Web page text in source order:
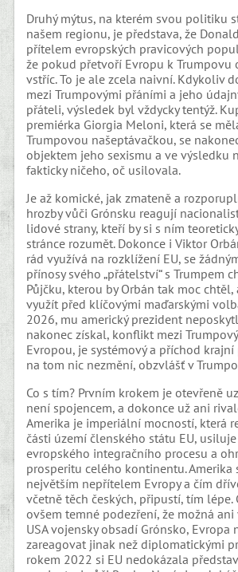
Druhý mýtus, na kterém svou politiku
našem regionu, je představa, že
přítelem evropských pravicových
že pokud přetvoří Evropu k Trumpovu
vstříc. To je ale zcela naivní. Kdykoliv
mezi Trumpovými přáními a jeho
přáteli, výsledek byl vždycky tentýž.
premiérka Giorgia Meloni, která se
Trumpovou našeptávačkou, se
objektem jeho sexismu a ve výsledku
fakticky ničeho, oč usilovala.
Je až komické, jak zmateně a
hrozby vůči Grónsku reagují
lidové strany, kteří by si s ním
stránce rozumět. Dokonce i Viktor
rád využívá na rozklížení EU, se
přínosy svého „přátelství“ s Trumpem
Půjčku, kterou by Orbán tak moc
využít před klíčovými maďarskými
2026, mu americký prezident
nakonec získal, konflikt mezi
Evropou, je systémový a příchod
na tom nic nezmění, obzvlášť v
Co s tím? Prvním krokem je otevřeně
není spojencem, a dokonce už ani
Amerika je imperiální mocností, která
části území členského státu EU,
evropského integračního procesu a
prosperitu celého kontinentu. Amerika
největším nepřítelem Evropy a čím
včetně těch českých, připustí, tím lépe.
ovšem temné podezření, že možná
USA vojensky obsadí Grónsko, Evropa
zareagovat jinak než diplomatickými
rokem 2022 si EU nedokázala